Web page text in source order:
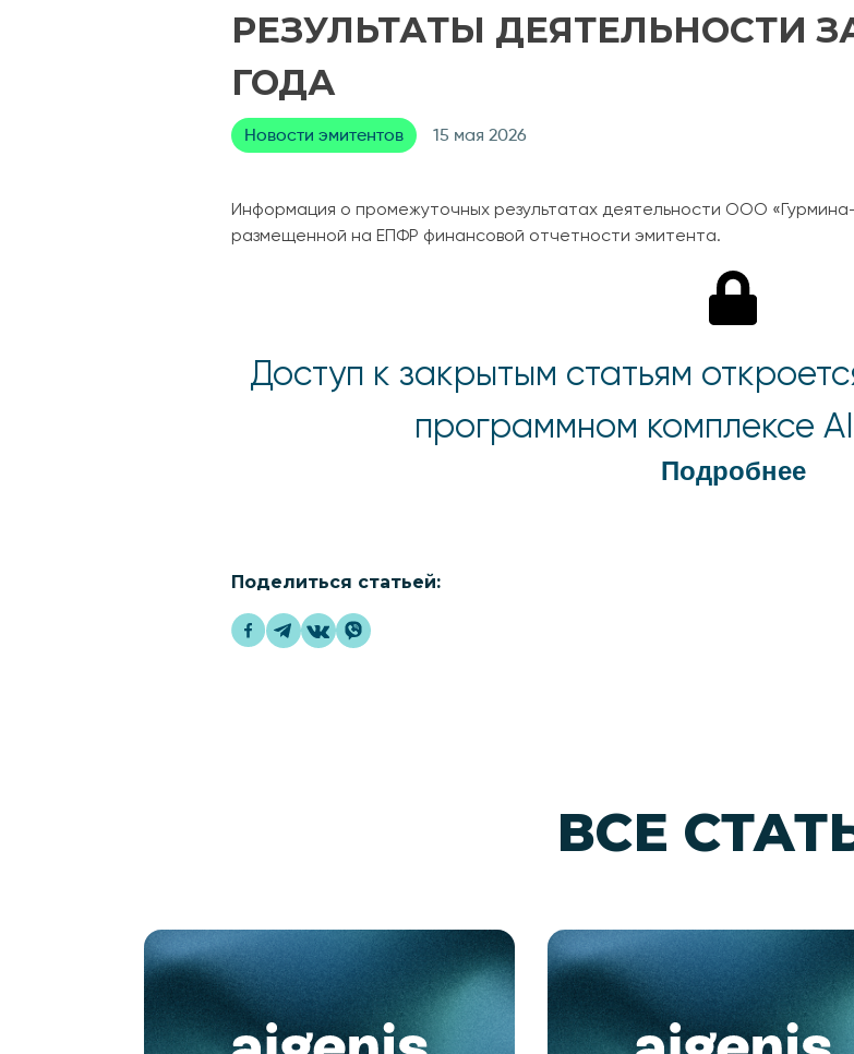
РЕЗУЛЬТАТЫ ДЕЯТЕЛЬНОСТИ
ГОДА
Новости эмитентов 15 мая 2026
Информация о промежуточных результатах деятельности ООО
размещенной на ЕПФР финансовой отчетности эмитента.
Доступ к закрытым статьям
программном комплексе
Подробнее
Поделиться статьей:
ВСЕ